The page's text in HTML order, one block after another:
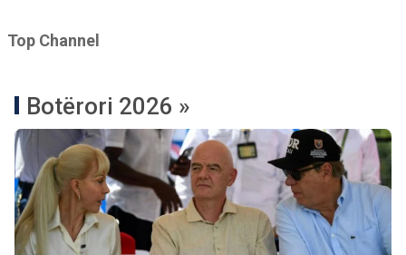
Top Channel
Botërori 2026 »